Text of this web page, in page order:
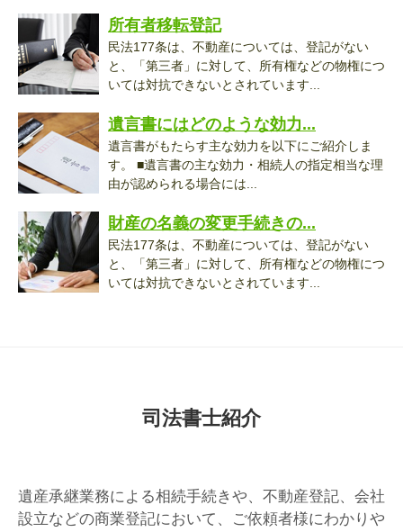
所有者移転登記
民法177条は、不動産については、登記がない
と、「第三者」に対して、所有権などの物権につ
いては対抗できないとされています...
遺言書にはどのような効力...
遺言書がもたらす主な効力を以下にご紹介しま
す。 ■遺言書の主な効力・相続人の指定相当な理
由が認められる場合には...
財産の名義の変更手続きの...
民法177条は、不動産については、登記がない
と、「第三者」に対して、所有権などの物権につ
いては対抗できないとされています...
司法書士紹介
遺産承継業務による相続手続きや、不動産登記、会社
設立などの商業登記において、ご依頼者様にわかりや